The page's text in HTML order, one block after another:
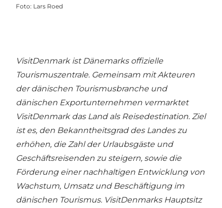
Foto: Lars Roed
VisitDenmark ist Dänemarks offizielle
Tourismuszentrale. Gemeinsam mit Akteuren
der dänischen Tourismusbranche und
dänischen Exportunternehmen vermarktet
VisitDenmark das Land als Reisedestination. Ziel
ist es, den Bekanntheitsgrad des Landes zu
erhöhen, die Zahl der Urlaubsgäste und
Geschäftsreisenden zu steigern, sowie die
Förderung einer nachhaltigen Entwicklung von
Wachstum, Umsatz und Beschäftigung im
dänischen Tourismus. VisitDenmarks Hauptsitz